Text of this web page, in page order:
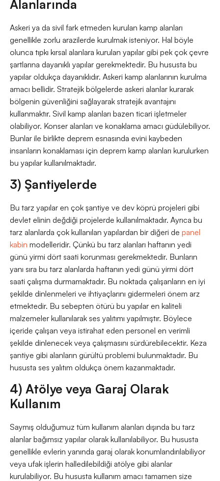
Alanlarında
Askeri ya da sivil fark etmeden kurulan kamp alanları
genellikle zorlu arazilerde kurulmak isteniyor. Hal böyle
olunca tıpkı kırsal alanlara kurulan yapılar gibi pek çok çevre
şartlarına dayanıklı yapılar gerekmektedir. Bu hususta bu
yapılar oldukça dayanıklıdır. Askeri kamp alanlarının kurulma
amacı bellidir. Stratejik bölgelerde askeri alanlar kurarak
bölgenin güvenliğini sağlayarak stratejik avantajını
kullanmaktır. Sivil kamp alanları bazen ticari işletmeler
olabiliyor. Konser alanları ve konaklama amacı güdülebiliyor.
Bunlar ile birlikte deprem esnasında evini kaybeden
insanların konaklaması için deprem kamp alanları kurulurken
bu yapılar kullanılmaktadır.
3) Şantiyelerde
Bu tarz yapılar en çok şantiye ve dev köprü projeleri gibi
devlet elinin değdiği projelerde kullanılmaktadır. Ayrıca bu
tarz alanlarda çok kullanılan yapılardan bir diğeri de panel
kabin modelleridir. Çünkü bu tarz alanları haftanın yedi
günü yirmi dört saati korunması gerekmektedir. Bunların
yanı sıra bu tarz alanlarda haftanın yedi günü yirmi dört
saati çalışma durmamaktadır. Bu noktada çalışanların en iyi
şekilde dinlenmeleri ve ihtiyaçlarını gidermeleri önem arz
etmektedir. Bu sebepten ötürü bu yapılar en kaliteli
malzemeler kullanılarak ses yalıtımı yapılmıştır. Böylece
içeride çalışan veya istirahat eden personel en verimli
şekilde dinlenecek veya çalışmasını sürdürebilecektir. Keza
şantiye gibi alanların gürültü problemi bulunmaktadır. Bu
hususta ses yalıtım oldukça önem kazanmaktadır.
4) Atölye veya Garaj Olarak
Kullanım
Saymış olduğumuz tüm kullanım alanları dışında bu tarz
alanlar bağımsız yapılar olarak kullanılabiliyor. Bu hususta
genellikle evlerin yanında garaj olarak konumlandırılabiliyor
veya ufak işlerin halledilebildiği atölye gibi alanlar
kurulabiliyor. Bu hususta kullanım amacı tamamen size